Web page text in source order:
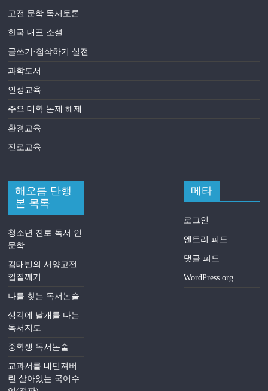
고전 문학 독서토론
한국 대표 소설
글쓰기·첨삭하기 실전
과학도서
인성교육
주요 대학 논제 해제
환경교육
진로교육
해오름 단행
본 목록
청소년 진로 독서 인
문학
김태빈의 서양고전
껍질깨기
나를 찾는 독서논술
생각에 날개를 다는
독서지도
중학생 독서논술
교과서를 내던져버
린 살아있는 국어수
메타
로그인
엔트리 피드
댓글 피드
WordPress.org